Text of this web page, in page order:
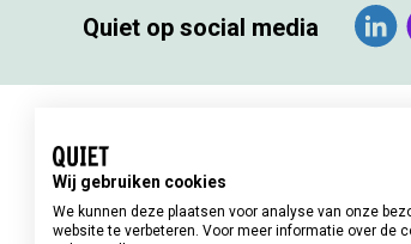
Quiet op social media
Wij gebruiken cookies
We kunnen deze plaatsen voor analyse van onze
website te verbeteren. Voor meer informatie over de